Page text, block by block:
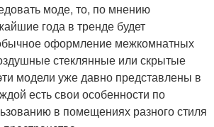
моде, то, по мнению
года в тренде будет
оформление межкомнатных
стеклянные или скрытые
модели уже давно представлены в
есть свои особенности по
в помещениях разного стиля